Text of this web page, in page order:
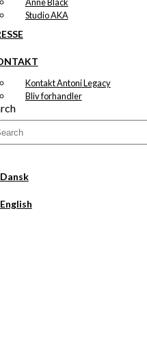
Studio AKA
Kontakt Antoni Legacy
Bliv forhandler